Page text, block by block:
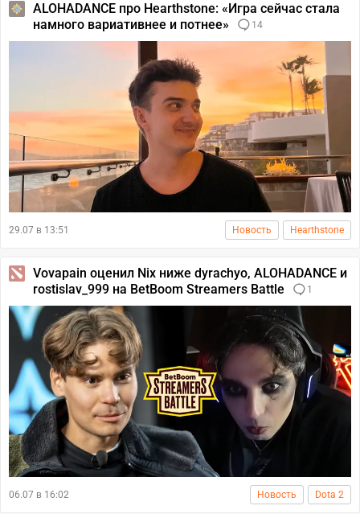
ALOHADANCE про Hearthstone: «Игра сейчас стала
намного вариативнее и потнее»
14
29.07 в 13:51 Новость Hearthstone
Vovapain оценил Nix ниже dyrachyo, ALOHADANCE и
rostislav_999 на BetBoom Streamers Battle
1
06.07 в 16:02 Новость Dota 2